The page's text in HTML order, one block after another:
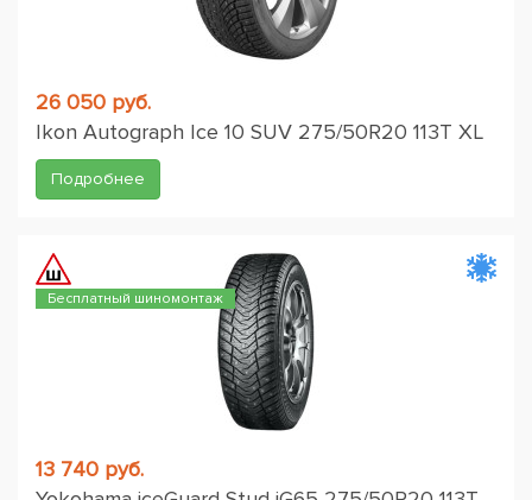
26 050 руб.
Ikon Autograph Ice 10 SUV 275/50R20 113T XL
Подробнее
Бесплатный шиномонтаж
13 740 руб.